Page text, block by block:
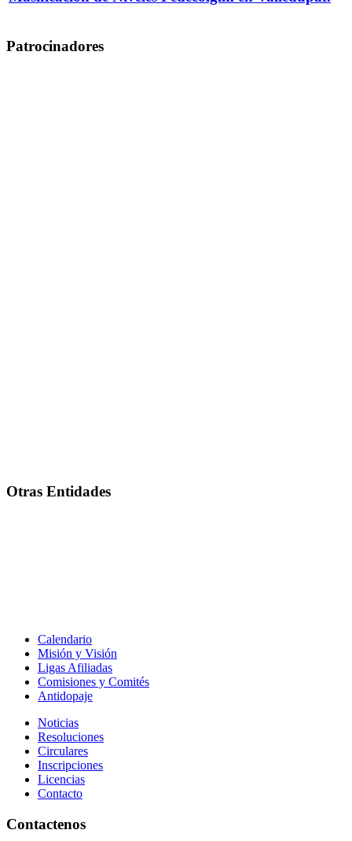
Patrocinadores
Otras Entidades
Calendario
Misión y Visión
Ligas Afiliadas
Comisiones y Comités
Antidopaje
Noticias
Resoluciones
Circulares
Inscripciones
Licencias
Contacto
Contactenos